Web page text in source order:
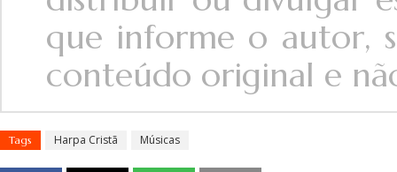
que informe o autor,
conteúdo original e
Tags Harpa Cristã Músicas